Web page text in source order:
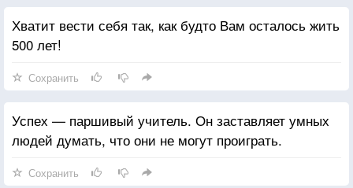
Хватит вести себя так, как будто Вам осталось жить
500 лет!
Сохранить
Успех — паршивый учитель. Он заставляет умных
людей думать, что они не могут проиграть.
Сохранить